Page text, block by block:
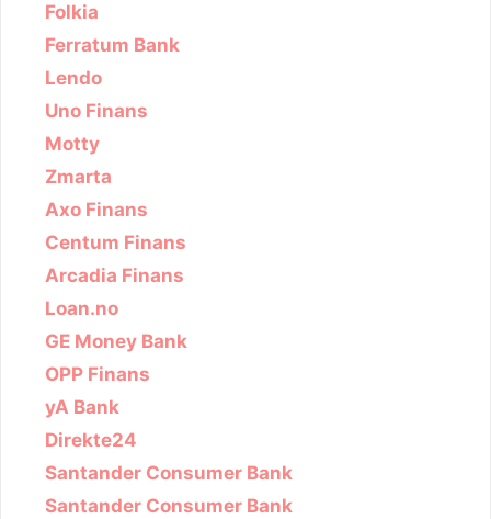
Folkia
Ferratum Bank
Lendo
Uno Finans
Motty
Zmarta
Axo Finans
Centum Finans
Arcadia Finans
Loan.no
GE Money Bank
OPP Finans
yA Bank
Direkte24
Santander Consumer Bank
Santander Consumer Bank